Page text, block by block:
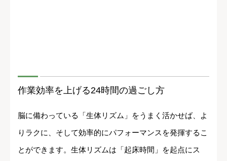
作業効率を上げる24時間の過ごし方
脳に備わっている「生体リズム」をうまく活かせば、よ
りラクに、そして効率的にパフォーマンスを発揮するこ
とができます。生体リズムは「起床時間」を起点にス